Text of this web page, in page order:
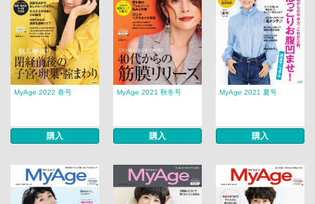
MyAge 2022 春号
購入
MyAge 2021 秋冬号
購入
MyAge 2021 夏号
購入